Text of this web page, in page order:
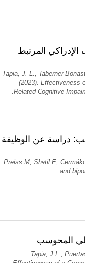
المرتبط
Tapia, J. L., Taberner-
(2023). Effectiveness
Related Cognitive
دراسة عن الوظيفة
Preiss M, Shatil E,
and
المحوسب
Tapia, J.L.,